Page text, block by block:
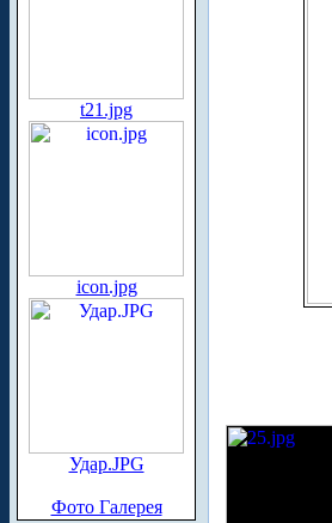
t21.jpg
icon.jpg
Удар.JPG
Фото Галерея